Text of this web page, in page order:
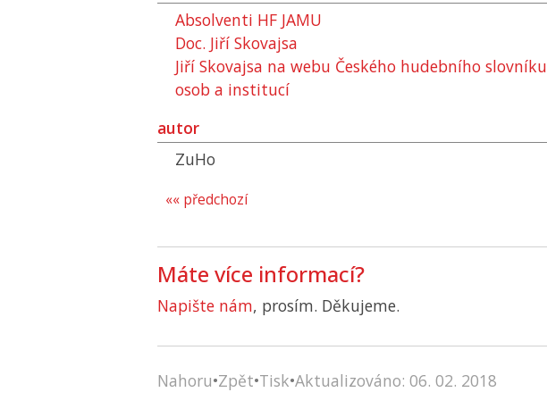
Absolventi HF JAMU
Doc. Jiří Skovajsa
Jiří Skovajsa na webu Českého hudebního slovníku
osob a institucí
autor
ZuHo
«« předchozí
Máte více informací?
Napište nám, prosím. Děkujeme.
Nahoru•Zpět•Tisk•Aktualizováno: 06. 02. 2018